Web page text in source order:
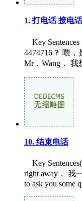
1. 打电话 接电话
Key
4474716？ 喂，
Mr．Wang． 我
10. 结束电话
Key
right away． 我
to ask you some